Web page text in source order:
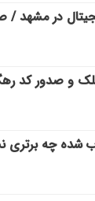
در مشهد /
و صدور کد
شده چه برتری